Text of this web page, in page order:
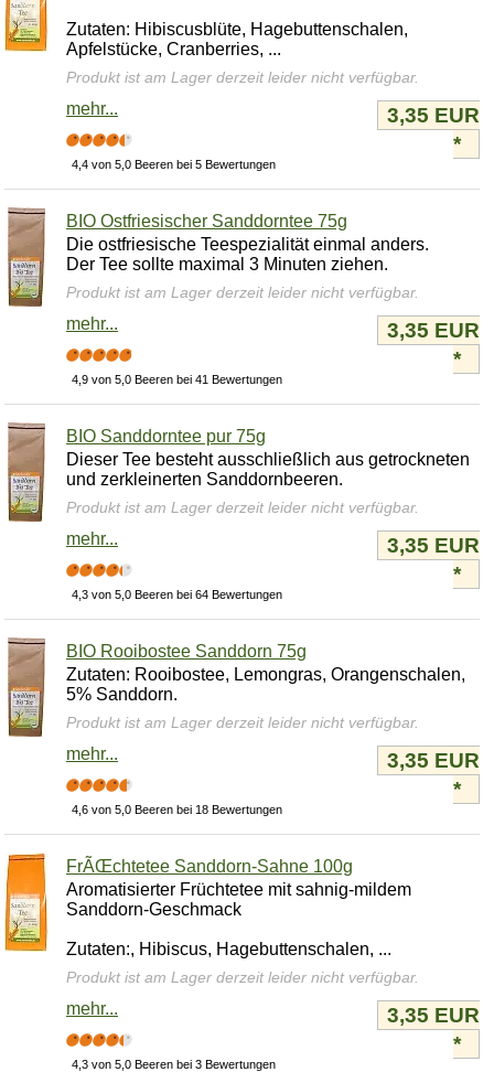
Zutaten: Hibiscusblüte, Hagebuttenschalen,
Apfelstücke, Cranberries, ...
Produkt ist am Lager derzeit leider nicht verfügbar.
mehr...
4,4 von 5,0 Beeren bei 5 Bewertungen
3,35 EUR
*
BIO Ostfriesischer Sanddorntee 75g
Die ostfriesische Teespezialität einmal anders.
Der Tee sollte maximal 3 Minuten ziehen.
Produkt ist am Lager derzeit leider nicht verfügbar.
mehr...
4,9 von 5,0 Beeren bei 41 Bewertungen
3,35 EUR
*
BIO Sanddorntee pur 75g
Dieser Tee besteht ausschließlich aus getrockneten
und zerkleinerten Sanddornbeeren.
Produkt ist am Lager derzeit leider nicht verfügbar.
mehr...
4,3 von 5,0 Beeren bei 64 Bewertungen
3,35 EUR
*
BIO Rooibostee Sanddorn 75g
Zutaten: Rooibostee, Lemongras, Orangenschalen,
5% Sanddorn.
Produkt ist am Lager derzeit leider nicht verfügbar.
mehr...
4,6 von 5,0 Beeren bei 18 Bewertungen
3,35 EUR
*
FrÃŒchtetee Sanddorn-Sahne 100g
Aromatisierter Früchtetee mit sahnig-mildem
Sanddorn-Geschmack
Zutaten:, Hibiscus, Hagebuttenschalen, ...
Produkt ist am Lager derzeit leider nicht verfügbar.
mehr...
4,3 von 5,0 Beeren bei 3 Bewertungen
3,35 EUR
*